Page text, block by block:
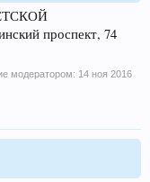
проспект, 74
модератором: 14 ноя 2016